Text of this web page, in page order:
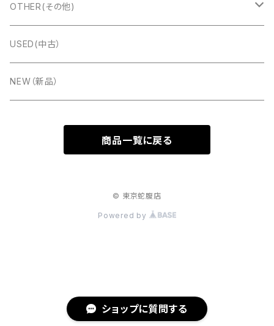
ショップに質問する
Bugari(ブガリ)
Titano(タイタノ)
Accormate(アコメッテ)
Hohner(ホーナー)
Hessmühler［ヘスミューラー］
VICTORIA（ヴィクトリア）
Alfred Arnold（AA:ドブレアー）
Ernst Luis Arnold(ELA:エラ)
PREMIER(プレミア）
Meinel&Herold(メイネルアンドへロルド）
イングリッシュコンサーティーナ
Charles Wheatstone
Marcel Druex
OTHER(その他)
楽器ケース
FUSELLI（フセリ）
楽譜
USED(中古）
NEW（新品）
商品一覧に戻る
© 東京蛇腹店
Powered by